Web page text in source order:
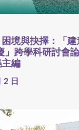
困境與抉擇：「
」跨學科研討會
編
2 日